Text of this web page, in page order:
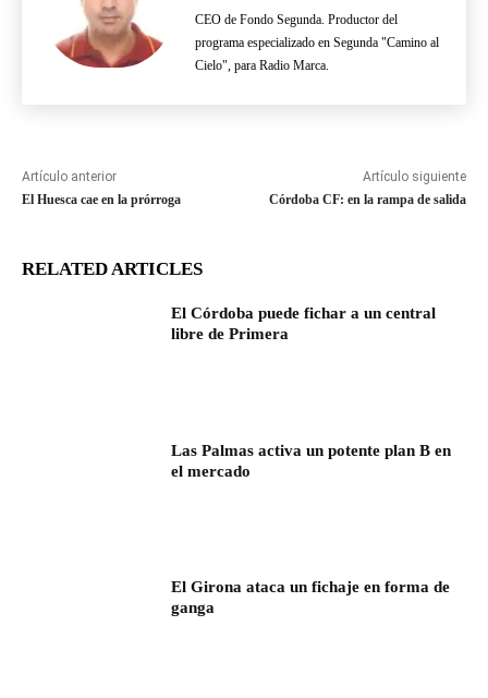
CEO de Fondo Segunda. Productor del
programa especializado en Segunda "Camino al
Cielo", para Radio Marca.
Artículo anterior
El Huesca cae en la prórroga
Artículo siguiente
Córdoba CF: en la rampa de salida
RELATED ARTICLES
El Córdoba puede fichar a un central
libre de Primera
Las Palmas activa un potente plan B en
el mercado
El Girona ataca un fichaje en forma de
ganga